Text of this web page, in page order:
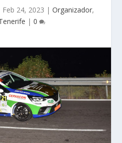
Feb 24, 2023 | Organizador,
| 0